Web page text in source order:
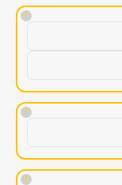
!
!
!